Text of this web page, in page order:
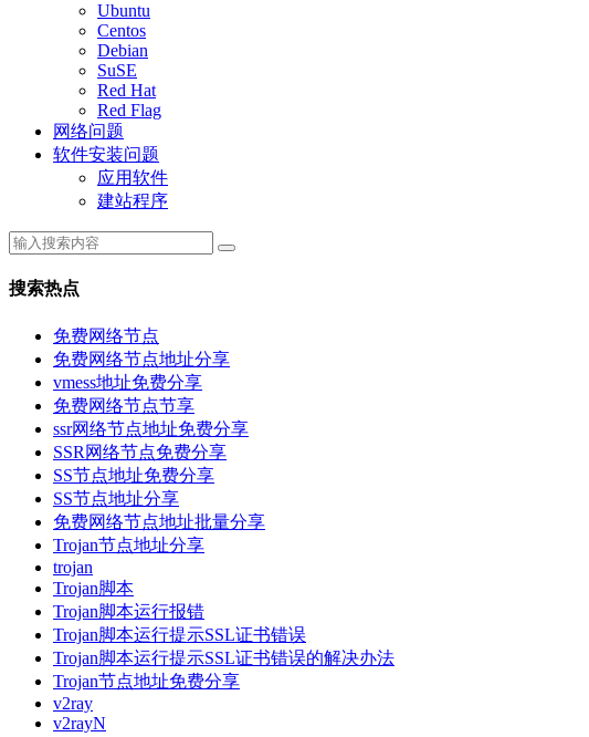
Ubuntu
Centos
Debian
SuSE
Red Hat
Red Flag
网络问题
软件安装问题
应用软件
建站程序
搜索热点
免费网络节点
免费网络节点地址分享
vmess地址免费分享
免费网络节点节享
ssr网络节点地址免费分享
SSR网络节点免费分享
SS节点地址免费分享
SS节点地址分享
免费网络节点地址批量分享
Trojan节点地址分享
trojan
Trojan脚本
Trojan脚本运行报错
Trojan脚本运行提示SSL证书错误
Trojan脚本运行提示SSL证书错误的解决办法
Trojan节点地址免费分享
v2ray
v2rayN